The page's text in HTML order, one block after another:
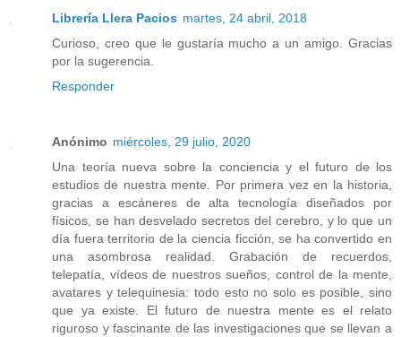
Librería Llera Pacios martes, 24 abril, 2018
Curioso, creo que le gustaría mucho a un amigo. Gracias
por la sugerencia.
Responder
Anónimo miércoles, 29 julio, 2020
Una teoría nueva sobre la conciencia y el futuro de los
estudios de nuestra mente. Por primera vez en la historia,
gracias a escáneres de alta tecnología diseñados por
físicos, se han desvelado secretos del cerebro, y lo que un
día fuera territorio de la ciencia ficción, se ha convertido en
una asombrosa realidad. Grabación de recuerdos,
telepatía, vídeos de nuestros sueños, control de la mente,
avatares y telequinesia: todo esto no solo es posible, sino
que ya existe. El futuro de nuestra mente es el relato
riguroso y fascinante de las investigaciones que se llevan a